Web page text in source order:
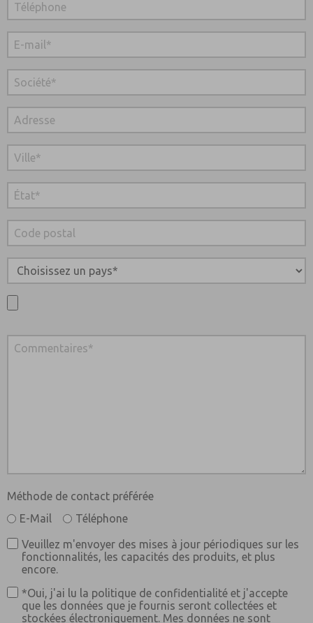
Méthode de contact préférée
E-Mail
Téléphone
Veuillez m'envoyer des mises à jour périodiques sur les
fonctionnalités, les capacités des produits, et plus
encore.
*Oui, j'ai lu la politique de confidentialité et j'accepte
que les données que je fournis seront collectées et
stockées électroniquement. Mes données ne sont